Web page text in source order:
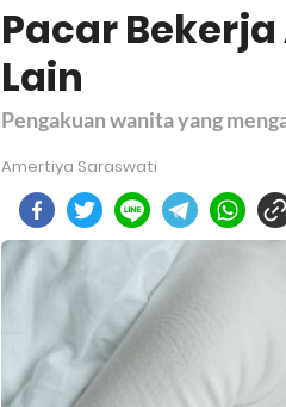
Pacar
Lain
Pengakuan wanita yang
Amertiya Saraswati